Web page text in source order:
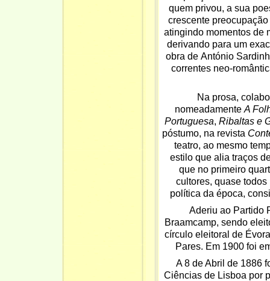
quem privou, a sua
crescente
atingindo momentos de
derivando para um
obra de António
correntes neo-
Na prosa,
nomeadamente A
Portuguesa, Ribaltas e
póstumo, na revista
teatro, ao mesmo
estilo que alia traços
que no primeiro
cultores, quase
política da época,
Aderiu ao Partido
Braamcamp, sendo
círculo eleitoral de Évora
Pares. Em 1900 foi
A 8 de Abril de 1886
Ciências de Lisboa por